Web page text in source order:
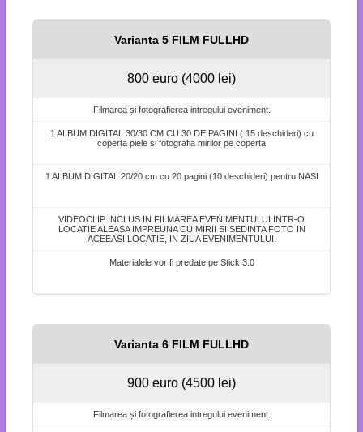
Varianta 5 FILM FULLHD
800 euro (4000 lei)
Filmarea și fotografierea intregului eveniment.
1 ALBUM DIGITAL 30/30 CM CU 30 DE PAGINI ( 15 deschideri) cu
coperta piele si fotografia mirilor pe coperta
1 ALBUM DIGITAL 20/20 cm cu 20 pagini (10 deschideri) pentru NASI
VIDEOCLIP INCLUS IN FILMAREA EVENIMENTULUI INTR-O
LOCATIE ALEASA IMPREUNA CU MIRII SI SEDINTA FOTO IN
ACEEASI LOCATIE, IN ZIUA EVENIMENTULUI.
Materialele vor fi predate pe Stick 3.0
Varianta 6 FILM FULLHD
900 euro (4500 lei)
Filmarea și fotografierea intregului eveniment.